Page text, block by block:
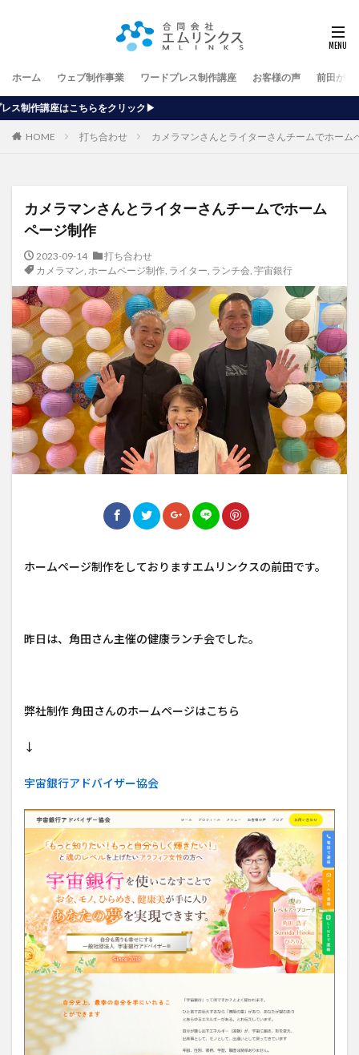
ホーム ウェブ制作事業 ワードプレス制作講座 お客様の声 前田が行
HOME 打ち合わせ カメラマンさんとライターさんチームでホーム
カメラマンさんとライターさんチームでホーム
ページ制作
2023-09-14
打ち合わせ
カメラマン, ホームページ制作, ライター, ランチ会, 宇宙銀行
ホームページ制作をしておりますエムリンクスの前田です。
昨日は、角田さん主催の健康ランチ会でした。
弊社制作 角田さんのホームページはこちら
↓
宇宙銀行アドバイザー協会